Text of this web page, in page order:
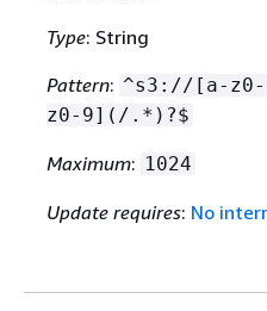
Type: String
Pattern: ^s3://[a-
z0-9](/.*)?$
Maximum: 1024
Update requires: No